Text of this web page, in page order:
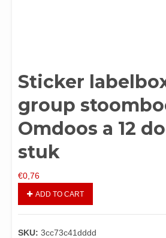
Sticker
group
Omdoos a 12
stuk
€0,76
ADD TO CART
SKU: 3cc73c41dddd